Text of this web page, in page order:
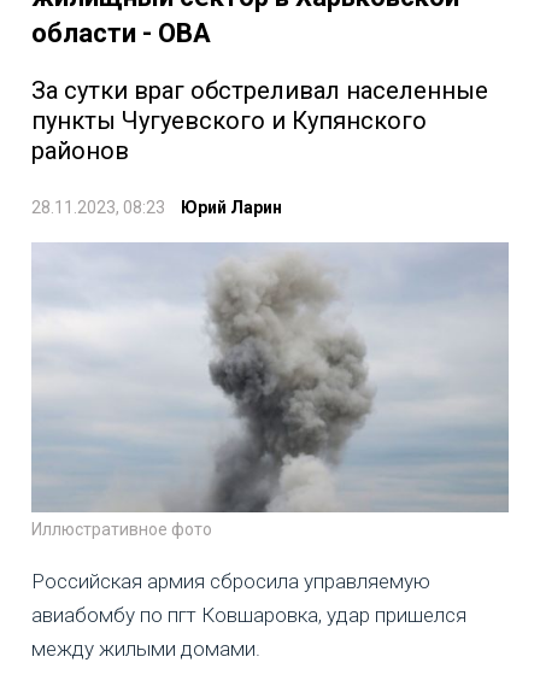
области - ОВА
За сутки враг обстреливал населенные
пункты Чугуевского и Купянского
районов
28.11.2023, 08:23 Юрий Ларин
Иллюстративное фото
Российская армия сбросила управляемую
авиабомбу по пгт Ковшаровка, удар пришелся
между жилыми домами.